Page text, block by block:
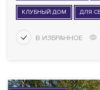
КЛУБНЫЙ ДОМ ДЛЯ